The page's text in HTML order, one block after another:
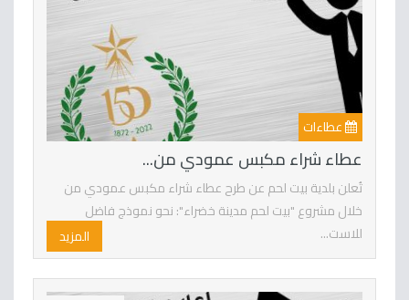
عطاءات
عطاء شراء مكبس عمودي من...
تُعلن بلدية بيت لحم عن طرح عطاء شراء مكبس عمودي من
خلال مشروع "بيت لحم مدينة خضراء": نحو نموذج فاضل
للاست...
المزيد